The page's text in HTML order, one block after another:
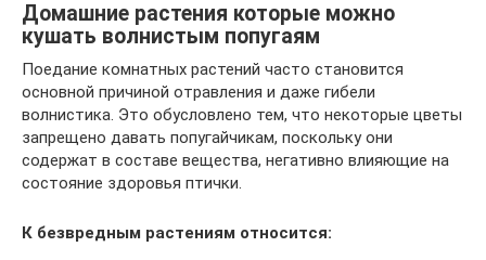
Домашние растения которые можно
кушать волнистым попугаям
Поедание комнатных растений часто становится
основной причиной отравления и даже гибели
волнистика. Это обусловлено тем, что некоторые цветы
запрещено давать попугайчикам, поскольку они
содержат в составе вещества, негативно влияющие на
состояние здоровья птички.
К безвредным растениям относится: